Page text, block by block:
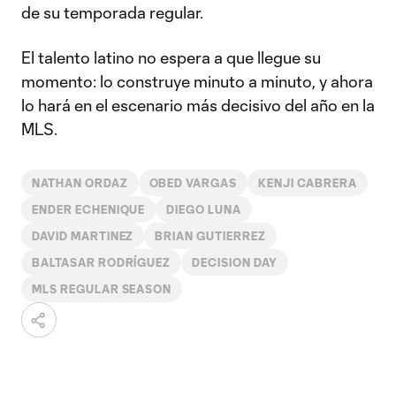
de su temporada regular.
El talento latino no espera a que llegue su
momento: lo construye minuto a minuto, y ahora
lo hará en el escenario más decisivo del año en la
MLS.
NATHAN ORDAZ OBED VARGAS KENJI CABRERA
ENDER ECHENIQUE DIEGO LUNA
DAVID MARTINEZ BRIAN GUTIERREZ
BALTASAR RODRÍGUEZ DECISION DAY
MLS REGULAR SEASON